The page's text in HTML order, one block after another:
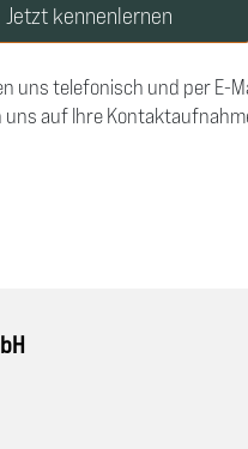
Jetzt kennenlernen
uns telefonisch und per E-
uns auf Ihre